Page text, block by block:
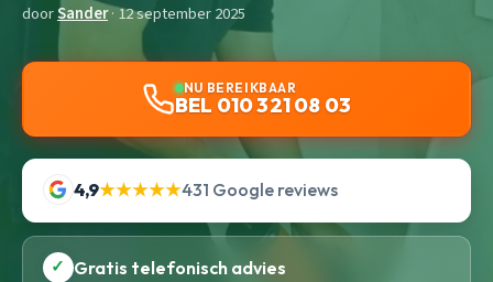
doorSander· 12 september 2025
NU BEREIKBAAR
BEL 010 321 08 03
4,9★★★★★431 Google reviews
✓ Gratis telefonisch advies